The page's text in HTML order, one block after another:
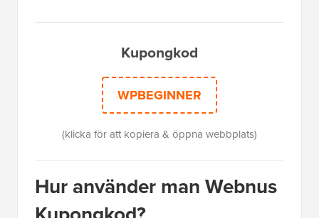
Kupongkod
WPBEGINNER
(klicka för att kopiera & öppna webbplats)
Hur använder man Webnus